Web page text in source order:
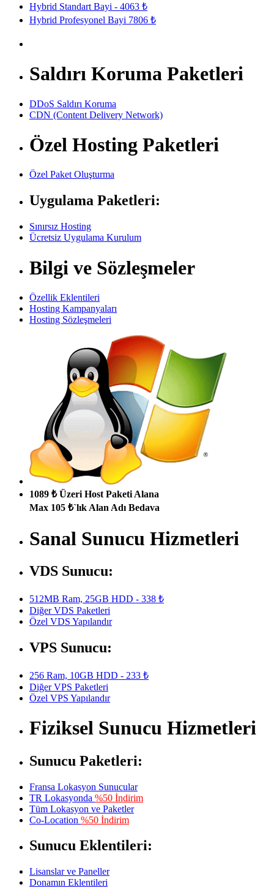
Hybrid Standart Bayi - 4063 ₺
Hybrid Profesyonel Bayi 7806 ₺
Saldırı Koruma Paketleri
DDoS Saldırı Koruma
CDN (Content Delivery Network)
Özel Hosting Paketleri
Özel Paket Oluşturma
Uygulama Paketleri:
Sınırsız Hosting
Ücretsiz Uygulama Kurulum
Bilgi ve Sözleşmeler
Özellik Eklentileri
Hosting Kampanyaları
Hosting Sözleşmeleri
1089 ₺ Üzeri Host Paketi Alana
Max 105 ₺`lık Alan Adı Bedava
Sanal Sunucu Hizmetleri
VDS Sunucu:
512MB Ram, 25GB HDD - 338 ₺
Diğer VDS Paketleri
Özel VDS Yapılandır
VPS Sunucu:
256 Ram, 10GB HDD - 233 ₺
Diğer VPS Paketleri
Özel VPS Yapılandır
Fiziksel Sunucu Hizmetleri
Sunucu Paketleri:
Fransa Lokasyon Sunucular
TR Lokasyonda %50 İndirim
Tüm Lokasyon ve Paketler
Co-Location %50 İndirim
Sunucu Eklentileri:
Lisanslar ve Paneller
Donamın Eklentileri